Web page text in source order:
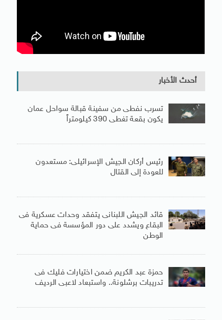
أحدث الأخبار
تسرب نفطى من سفينة قبالة سواحل عمان
يكون بقعة تغطى 390 كيلومتراً
رئيس أركان الجيش الإسرائيلى: مستعدون
للعودة إلى القتال
قائد الجيش اللبنانى يتفقد وحدات عسكرية فى
البقاع ويشدد على دور المؤسسة فى حماية
الوطن
حمزة عبد الكريم ضمن اختيارات فليك فى
تدريبات برشلونة.. واستبعاد لاعبى الرديف